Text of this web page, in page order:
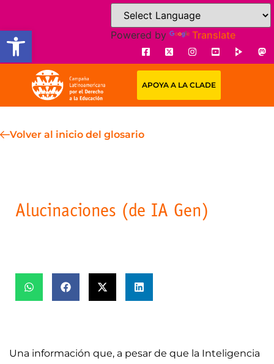
Open toolbarPowered by Translate
APOYA A LA CLADE
Volver al inicio del glosario
Alucinaciones (de IA Gen)
Una información que, a pesar de que la Inteligencia